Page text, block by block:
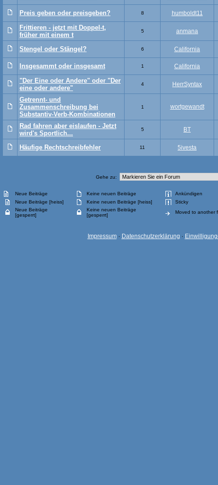
Preis geben oder preisgeben? 8 humboldt11
Frittieren - jetzt mit Doppel-t,
früher mit einem t
5 anmana
Stengel oder Stängel? 6 California
Insgesammt oder insgesamt 1 California
"Der Eine oder Andere" oder "Der
eine oder andere"
4 HerrSyntax
Getrennt- und
Zusammenschreibung bei
Substantiv-Verb-Kombinationen
1 wortgewandt
Rad fahren aber eislaufen - Jetzt
wird's Sportlich...
5 BT
Häufige Rechtschreibfehler 11 5ivesta
Gehe zu:
Neue Beiträge Keine neuen Beiträge
Ankündigen
Neue Beiträge [heiss]
Keine neuen Beiträge [heiss]
Sticky
Neue Beiträge
[gesperrt]
Keine neuen Beiträge
[gesperrt]
Moved to another
Impressum· Datenschutzerklärung ·